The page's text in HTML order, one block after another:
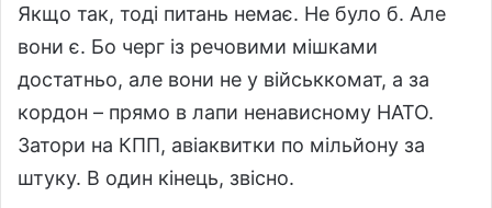
Якщо так, тоді питань немає. Не було б. Але
вони є. Бо черг із речовими мішками
достатньо, але вони не у військкомат, а за
кордон – прямо в лапи ненависному НАТО.
Затори на КПП, авіаквитки по мільйону за
штуку. В один кінець, звісно.